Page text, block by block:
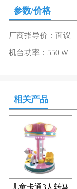
参数/价格
厂商指导价：面议
机台功率：550 W
相关产品
儿童卡通3人转马